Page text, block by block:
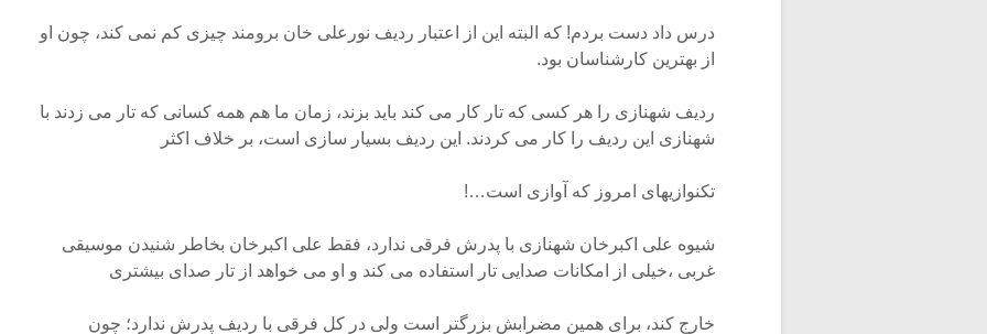
درس داد دست بردم! که البته این از اعتبار ردیف نورعلی خان برومند چیزی کم نمی کند، چون او
از بهترین کارشناسان بود.
ردیف شهنازی را هر کسی که تار کار می کند باید بزند، زمان ما هم همه کسانی که تار می زدند با
شهنازی این ردیف را کار می کردند. این ردیف بسیار سازی است، بر خلاف اکثر
تکنوازیهای امروز که آوازی است…!
شیوه علی اکبرخان شهنازی با پدرش فرقی ندارد، فقط علی اکبرخان بخاطر شنیدن موسیقی
غربی ،خیلی از امکانات صدایی تار استفاده می کند و او می خواهد از تار صدای بیشتری
خارج کند، برای همین مضرابش بزرگتر است ولی در کل فرقی با ردیف پدرش ندارد؛ چون